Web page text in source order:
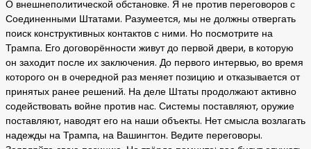
О внешнеполитической обстановке. Я не против переговоров с
Соединенными Штатами. Разумеется, мы не должны отвергать
поиск конструктивных контактов с ними. Но посмотрите на
Трампа. Его договорённости живут до первой двери, в которую
он заходит после их заключения. До первого интервью, во время
которого он в очередной раз меняет позицию и отказывается от
принятых ранее решений. На деле Штаты продолжают активно
содействовать войне против нас. Системы поставляют, оружие
поставляют, наводят его на наши объекты. Нет смысла возлагать
надежды на Трампа, на Вашингтон. Ведите переговоры.